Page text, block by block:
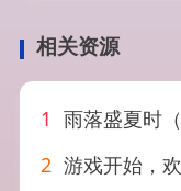
相关资源
1 雨落盛夏时
2 游戏开始，欢迎来到暗黑